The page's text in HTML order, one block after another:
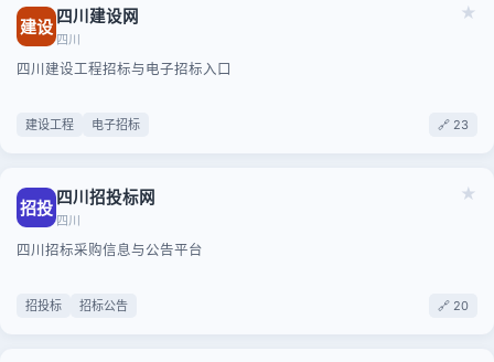
★
建设 四川建设网
四川
四川建设工程招标与电子招标入口
建设工程 电子招标 🔗 23
★
招投 四川招投标网
四川
四川招标采购信息与公告平台
招投标 招标公告 🔗 20